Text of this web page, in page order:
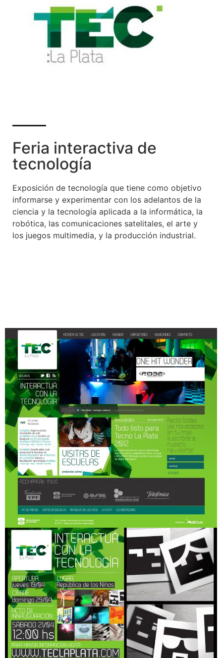
Feria interactiva de
tecnología
Exposición de tecnología que tiene como objetivo
informarse y experimentar con los adelantos de la
ciencia y la tecnología aplicada a la informática, la
robótica, las comunicaciones satelitales, el arte y
los juegos multimedia, y la producción industrial.